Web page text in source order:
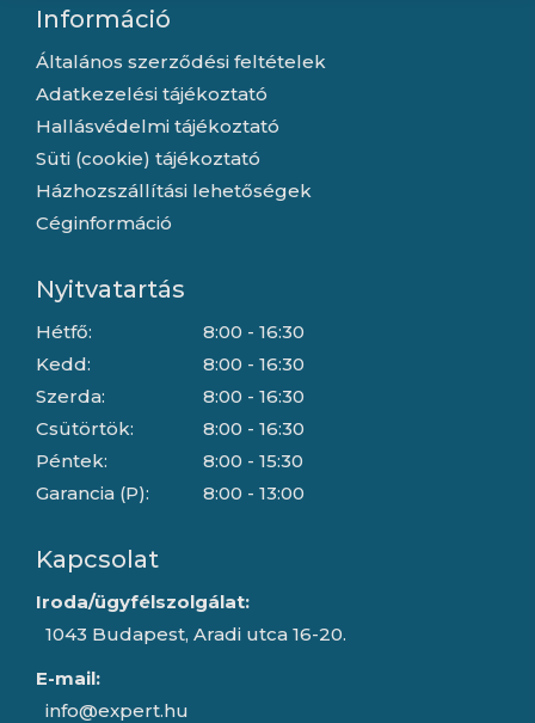
Információ
Általános szerződési feltételek
Adatkezelési tájékoztató
Hallásvédelmi tájékoztató
Süti (cookie) tájékoztató
Házhozszállítási lehetőségek
Céginformáció
Nyitvatartás
Hétfő:
Kedd:
Szerda:
Csütörtök:
Péntek:
Garancia (P):
8:00 - 16:30
8:00 - 16:30
8:00 - 16:30
8:00 - 16:30
8:00 - 15:30
8:00 - 13:00
Kapcsolat
Iroda/ügyfélszolgálat:
1043 Budapest, Aradi utca 16-20.
E-mail:
info@expert.hu